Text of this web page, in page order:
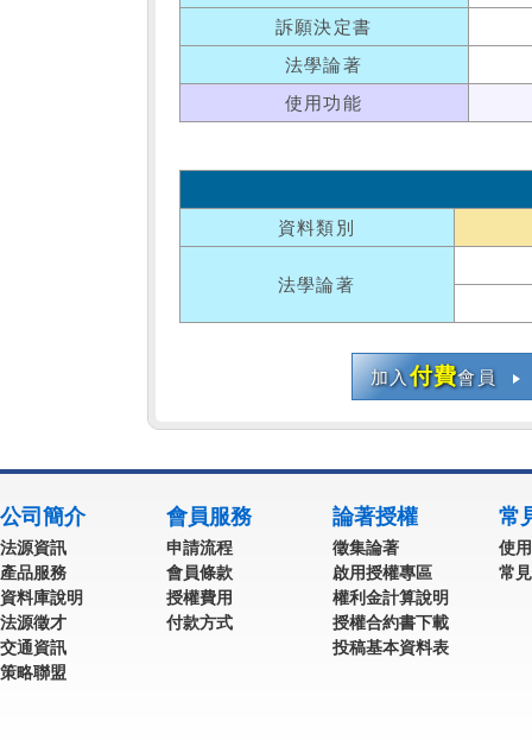
訴願決定書
法學論著
使用功能
資料類別
法學論著
加入付費會員
公司簡介
法源資訊
產品服務
資料庫說明
法源徵才
交通資訊
策略聯盟
會員服務
申請流程
會員條款
授權費用
付款方式
論著授權
徵集論著
啟用授權專區
權利金計算說明
授權合約書下載
投稿基本資料表
常
使
常